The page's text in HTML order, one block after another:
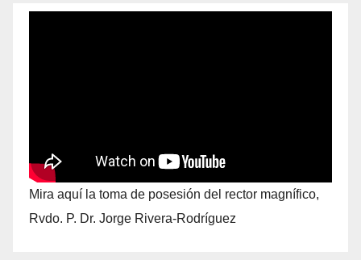
Mira aquí la toma de posesión del rector magnífico,
Rvdo. P. Dr. Jorge Rivera-Rodríguez